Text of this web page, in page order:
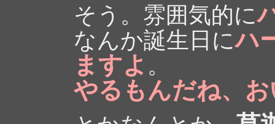
そう。雰囲気的に
なんか誕生日にハ
ますよ 。
やるもんだね、